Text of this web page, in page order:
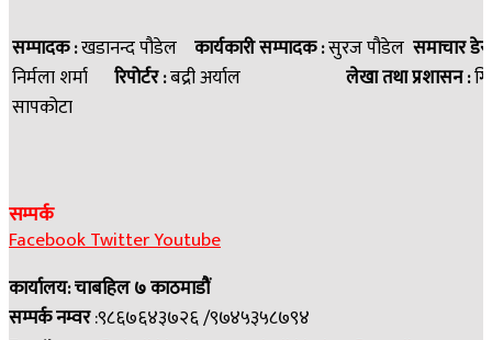
सम्पादक :खडानन्द पौडेल कार्यकारी सम्पादक :सुरज पौडेल समाचार
निर्मला शर्मा रिपोर्टर :बद्री अर्याल लेखा तथा प्रशासन :
सापकोटा
सम्पर्क
FacebookTwitterYoutube
कार्यालय: चाबहिल ७ काठमाडौं
सम्पर्क नम्वर:९८६७६४३७२६ /९७४५३५८७९४